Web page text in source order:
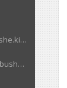
https://www.instagram.com/bushe.kiev.ua/
https://www.facebook.com/pg/bushe.kiev.ua/posts/